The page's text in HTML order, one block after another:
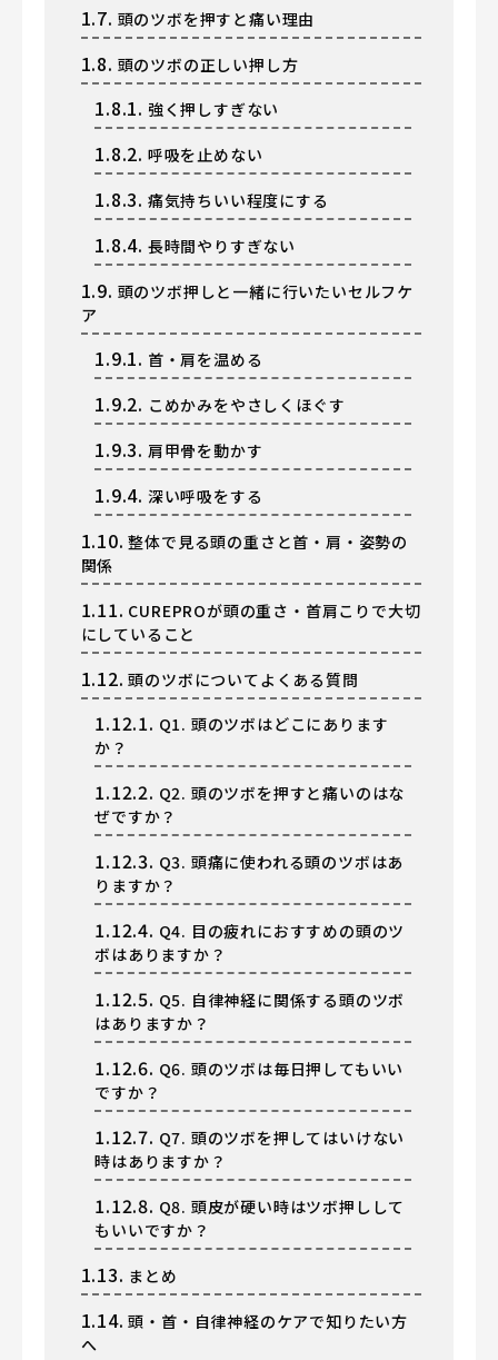
1.7. 頭のツボを押すと痛い理由
1.8. 頭のツボの正しい押し方
1.8.1. 強く押しすぎない
1.8.2. 呼吸を止めない
1.8.3. 痛気持ちいい程度にする
1.8.4. 長時間やりすぎない
1.9. 頭のツボ押しと一緒に行いたいセルフケ
ア
1.9.1. 首・肩を温める
1.9.2. こめかみをやさしくほぐす
1.9.3. 肩甲骨を動かす
1.9.4. 深い呼吸をする
1.10. 整体で見る頭の重さと首・肩・姿勢の
関係
1.11. CUREPROが頭の重さ・首肩こりで大切
にしていること
1.12. 頭のツボについてよくある質問
1.12.1. Q1. 頭のツボはどこにあります
か？
1.12.2. Q2. 頭のツボを押すと痛いのはな
ぜですか？
1.12.3. Q3. 頭痛に使われる頭のツボはあ
りますか？
1.12.4. Q4. 目の疲れにおすすめの頭のツ
ボはありますか？
1.12.5. Q5. 自律神経に関係する頭のツボ
はありますか？
1.12.6. Q6. 頭のツボは毎日押してもいい
ですか？
1.12.7. Q7. 頭のツボを押してはいけない
時はありますか？
1.12.8. Q8. 頭皮が硬い時はツボ押しして
もいいですか？
1.13. まとめ
1.14. 頭・首・自律神経のケアで知りたい方
へ